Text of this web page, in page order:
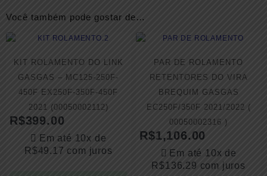
Você também pode gostar de…
KIT ROLAMENTO DO LINK
GASGAS – MC125-250F-
450F EX250F-350F-450F
2021 (00050002112)
R$399.00
Em até 10x de
R$49.17 com juros
PAR DE ROLAMENTO
RETENTORES DO VIRA
BREQUIM GASGAS
EC250F/350F 2021/2022 (
00050002316 )
R$1,106.00
Em até 10x de
R$136.29 com juros